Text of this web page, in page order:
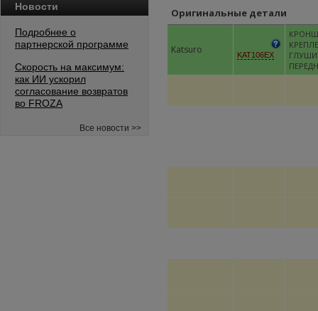
Новости
Подробнее о
партнерской программе
Скорость на максимум:
как ИИ ускорил
согласование возвратов
во FROZA
Все новости >>
Оригинальные детали
Katsuro KAT106EX